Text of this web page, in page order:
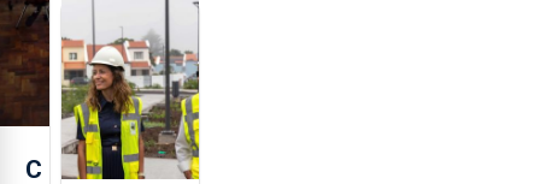
C
aos
Açores